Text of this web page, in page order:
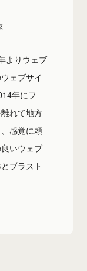
よりウェブ
ェブサイ
年にフ
れて地方
感覚に頼
いウェブ
ブラスト